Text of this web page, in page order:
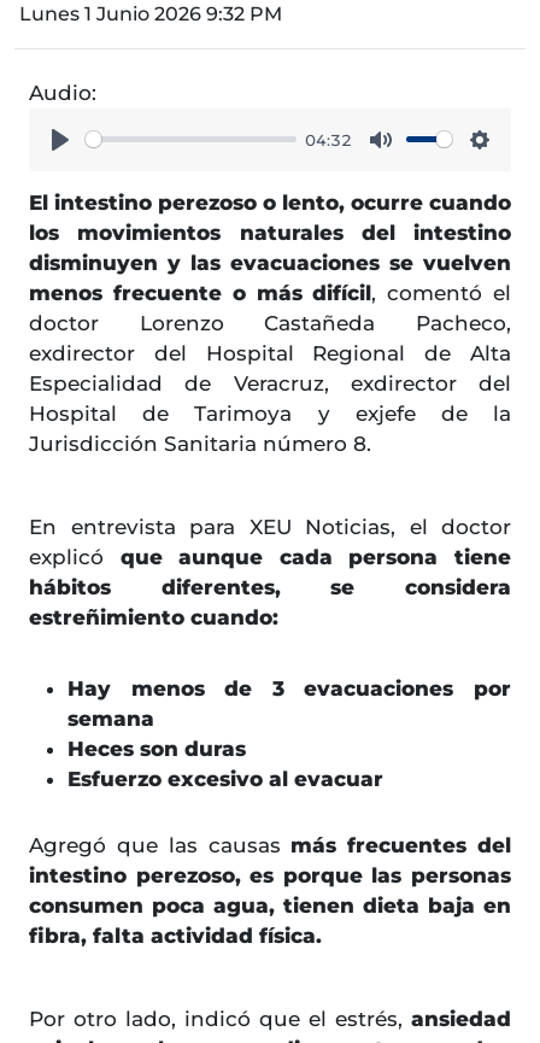
Lunes 1 Junio 2026 9:32 PM
Audio:
04:32
El intestino perezoso o lento, ocurre cuando
los movimientos naturales del intestino
disminuyen y las evacuaciones se vuelven
menos frecuente o más difícil, comentó el
doctor Lorenzo Castañeda Pacheco,
exdirector del Hospital Regional de Alta
Especialidad de Veracruz, exdirector del
Hospital de Tarimoya y exjefe de la
Jurisdicción Sanitaria número 8.
En entrevista para XEU Noticias, el doctor
explicó que aunque cada persona tiene
hábitos diferentes, se considera
estreñimiento cuando:
Hay menos de 3 evacuaciones por
semana
Heces son duras
Esfuerzo excesivo al evacuar
Agregó que las causas más frecuentes del
intestino perezoso, es porque las personas
consumen poca agua, tienen dieta baja en
fibra, falta actividad física.
Por otro lado, indicó que el estrés, ansiedad